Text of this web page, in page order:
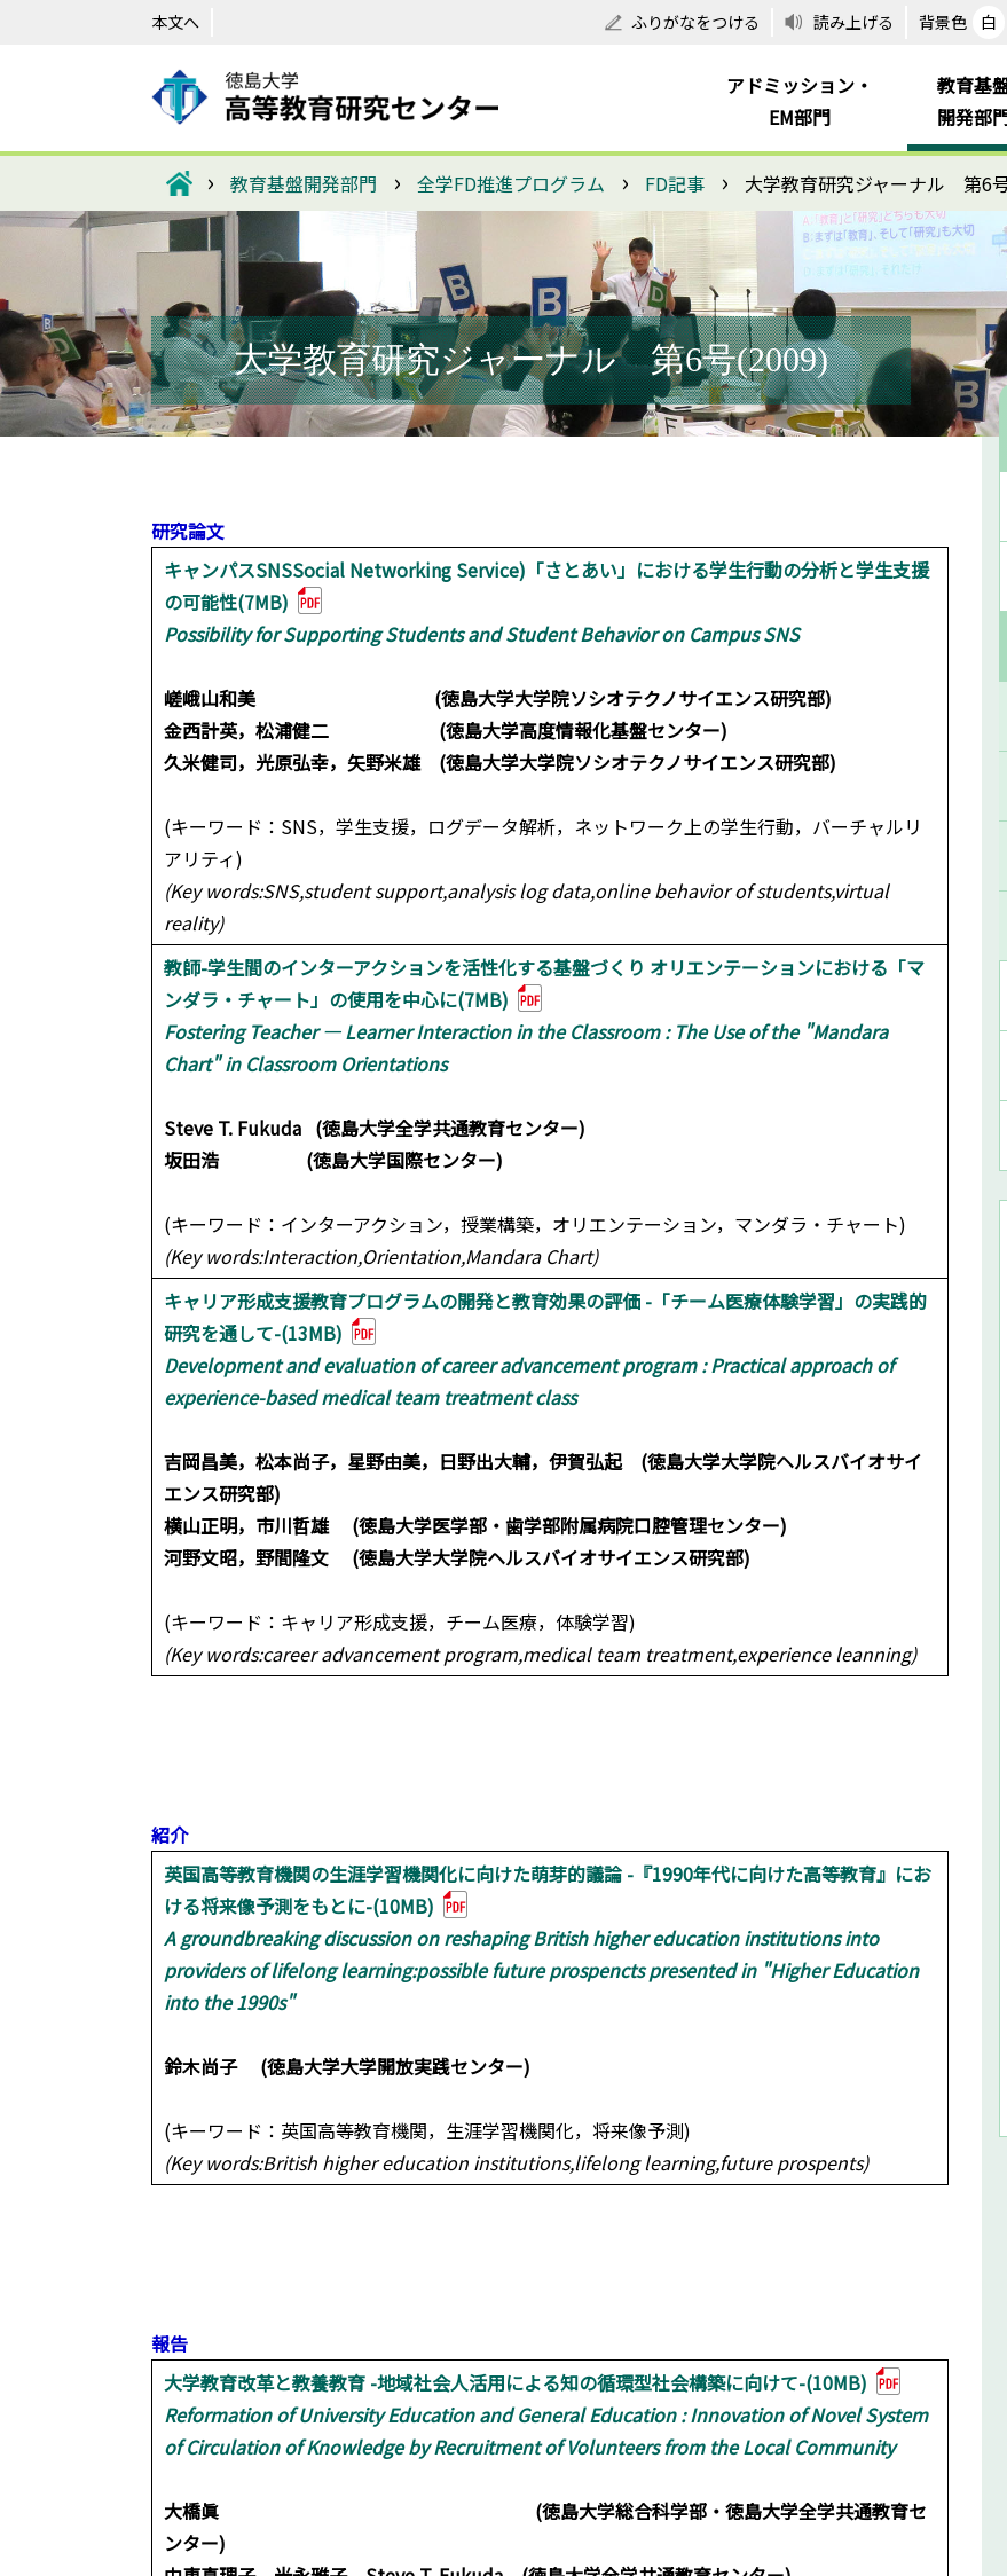
本文へ ふりがなをつける 読み上げる 背景色 白
アドミッション・
EM部門
教育基
開発部
› 教育基盤開発部門 › 全学FD推進プログラム › FD記事 › 大学教育研究ジャーナル 第6
大学教育研究ジャーナル 第6号(2009)
研究論文
キャンパスSNSSocial Networking Service)「さとあい」における学生行動の分析と学生支援
の可能性(7MB)
Possibility for Supporting Students and Student Behavior on Campus SNS
嵯峨山和美 (徳島大学大学院ソシオテクノサイエンス研究部)
金西計英，松浦健二 (徳島大学高度情報化基盤センター)
久米健司，光原弘幸，矢野米雄 (徳島大学大学院ソシオテクノサイエンス研究部)
(キーワード：SNS，学生支援，ログデータ解析，ネットワーク上の学生行動，バーチャルリ
アリティ)
(Key words:SNS,student support,analysis log data,online behavior of students,virtual
reality)
教師-学生間のインターアクションを活性化する基盤づくり オリエンテーションにおける「マ
ンダラ・チャート」の使用を中心に(7MB)
Fostering Teacher ― Learner Interaction in the Classroom : The Use of the "Mandara
Chart" in Classroom Orientations
Steve T. Fukuda (徳島大学全学共通教育センター)
坂田浩 (徳島大学国際センター)
(キーワード：インターアクション，授業構築，オリエンテーション，マンダラ・チャート)
(Key words:Interaction,Orientation,Mandara Chart)
キャリア形成支援教育プログラムの開発と教育効果の評価 -「チーム医療体験学習」の実践的
研究を通して-(13MB)
Development and evaluation of career advancement program : Practical approach of
experience-based medical team treatment class
吉岡昌美，松本尚子，星野由美，日野出大輔，伊賀弘起 (徳島大学大学院ヘルスバイオサイ
エンス研究部)
横山正明，市川哲雄 (徳島大学医学部・歯学部附属病院口腔管理センター)
河野文昭，野間隆文 (徳島大学大学院ヘルスバイオサイエンス研究部)
(キーワード：キャリア形成支援，チーム医療，体験学習)
(Key words:career advancement program,medical team treatment,experience leanning)
紹介
英国高等教育機関の生涯学習機関化に向けた萌芽的議論 -『1990年代に向けた高等教育』にお
ける将来像予測をもとに-(10MB)
A groundbreaking discussion on reshaping British higher education institutions into
providers of lifelong learning:possible future prospencts presented in "Higher Education
into the 1990s"
鈴木尚子 (徳島大学大学開放実践センター)
(キーワード：英国高等教育機関，生涯学習機関化，将来像予測)
(Key words:British higher education institutions,lifelong learning,future prospents)
報告
大学教育改革と教養教育 -地域社会人活用による知の循環型社会構築に向けて-(10MB)
Reformation of University Education and General Education : Innovation of Novel System
of Circulation of Knowledge by Recruitment of Volunteers from the Local Community
大橋眞 (徳島大学総合科学部・徳島大学全学共通教育セ
ンター)